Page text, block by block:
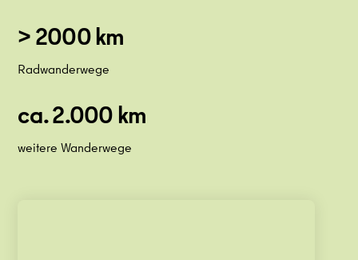
> 2000 km
Radwanderwege
ca. 2.000 km
weitere Wanderwege